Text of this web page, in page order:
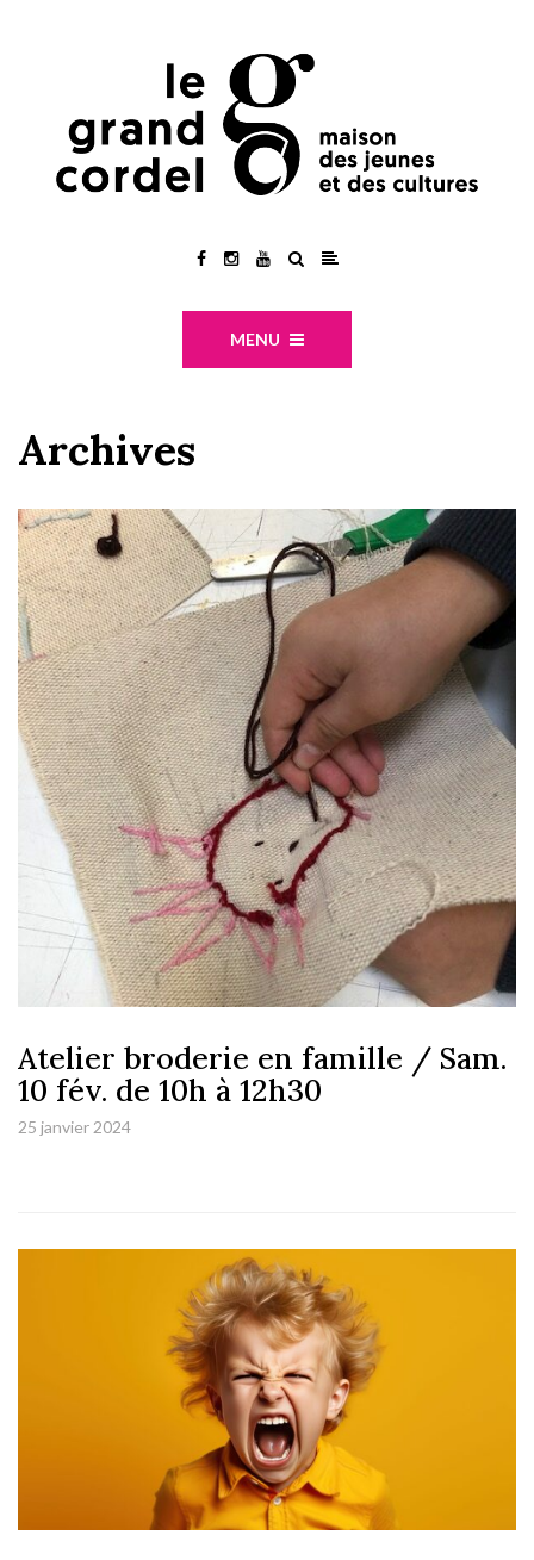
MENU
Archives
Atelier broderie en famille / Sam.
10 fév. de 10h à 12h30
25 janvier 2024